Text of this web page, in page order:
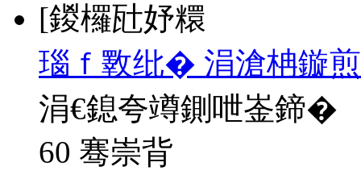
[鍐欏瓧妤糫
瑙ｆ斁纰� 涓滄柟鏇
涓€鎴夸竴鍘呭崟鍗�
60 骞崇背